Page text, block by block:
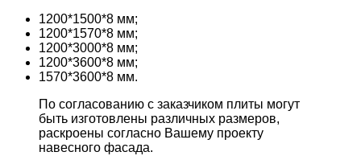
1200*1500*8 мм;
1200*1570*8 мм;
1200*3000*8 мм;
1200*3600*8 мм;
1570*3600*8 мм.
По согласованию с заказчиком плиты могут
быть изготовлены различных размеров,
раскроены согласно Вашему проекту
навесного фасада.